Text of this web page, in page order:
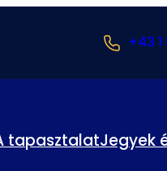
+43 1
tapasztalatJegyek